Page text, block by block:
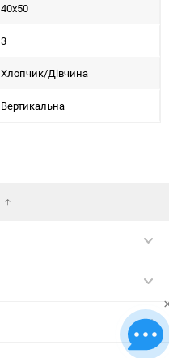
40х50
3
Хлопчик/Дiвчина
Вертикальна